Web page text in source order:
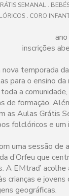
SEMANAL .
. CORO
inscrições
temporada
para o ensino
a
de formação.
as Aulas Grátis
folclóricos e
uma sessão de
d’Orfeu que
A EMtrad’
crianças e
geográficas.